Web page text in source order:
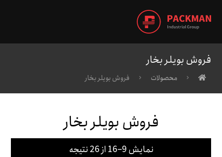
فروش بویلر بخار
محصولات فروش بویلر بخار
فروش بویلر بخار
نمایش 9–16 از 26 نتیجه